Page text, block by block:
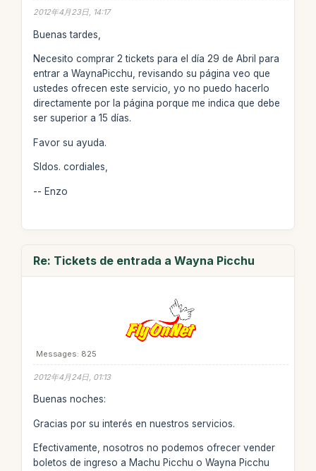
2012年4月23日, 14:17
Buenas tardes,
Necesito comprar 2 tickets para el día 29 de Abril para
entrar a WaynaPicchu, revisando su página veo que
ustedes ofrecen este servicio, yo no puedo hacerlo
directamente por la página porque me indica que debe
ser superior a 15 días.
Favor su ayuda.
Sldos. cordiales,
-- Enzo
Re: Tickets de entrada a Wayna Picchu
Messages: 825
2012年4月24日, 01:13
Buenas noches:
Gracias por su interés en nuestros servicios.
Efectivamente, nosotros no podemos ofrecer vender
boletos de ingreso a Machu Picchu o Wayna Picchu